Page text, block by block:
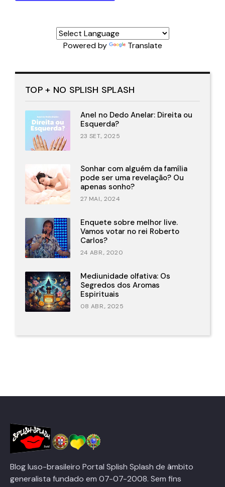
Powered by Translate
TOP + NO SPLISH SPLASH
Anel no Dedo Anelar: Direita ou
Esquerda?
23 SET., 2025
Sonhar com alguém da família
pode ser uma revelação? Ou
apenas sonho?
27 MAI., 2024
Enquete sobre melhor live.
Vamos votar no rei Roberto
Carlos?
24 ABR., 2020
Mediunidade olfativa: Os
Segredos dos Aromas
Espirituais
08 ABR., 2025
Blog luso-brasileiro Portal Splish Splash de âmbito
generalista fundado em 07-07-2008. Sem fins